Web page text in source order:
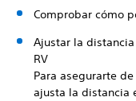
Comprobar cómo
Ajustar la
RV
Para asegurarte
ajusta la distancia